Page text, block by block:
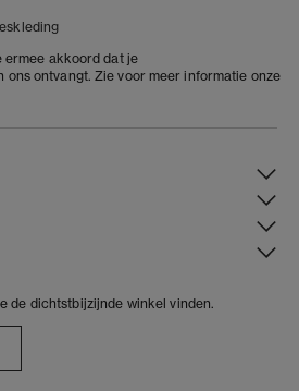
ermee akkoord dat je
ons ontvangt. Zie voor meer informatie onze
de dichtstbijzijnde winkel vinden.